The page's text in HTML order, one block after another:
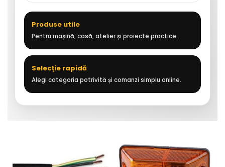
Produse utile
Pentru mașină, casă, atelier și proiecte practice.
Selecție rapidă
Alegi categoria potrivită și comanzi simplu online.